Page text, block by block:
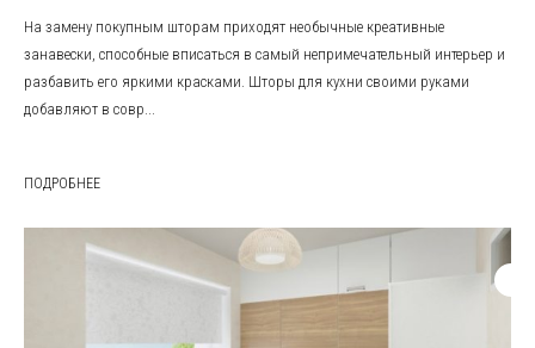
На замену покупным шторам приходят необычные креативные
занавески, способные вписаться в самый непримечательный интерьер и
разбавить его яркими красками. Шторы для кухни своими руками
добавляют в совр...
ПОДРОБНЕЕ